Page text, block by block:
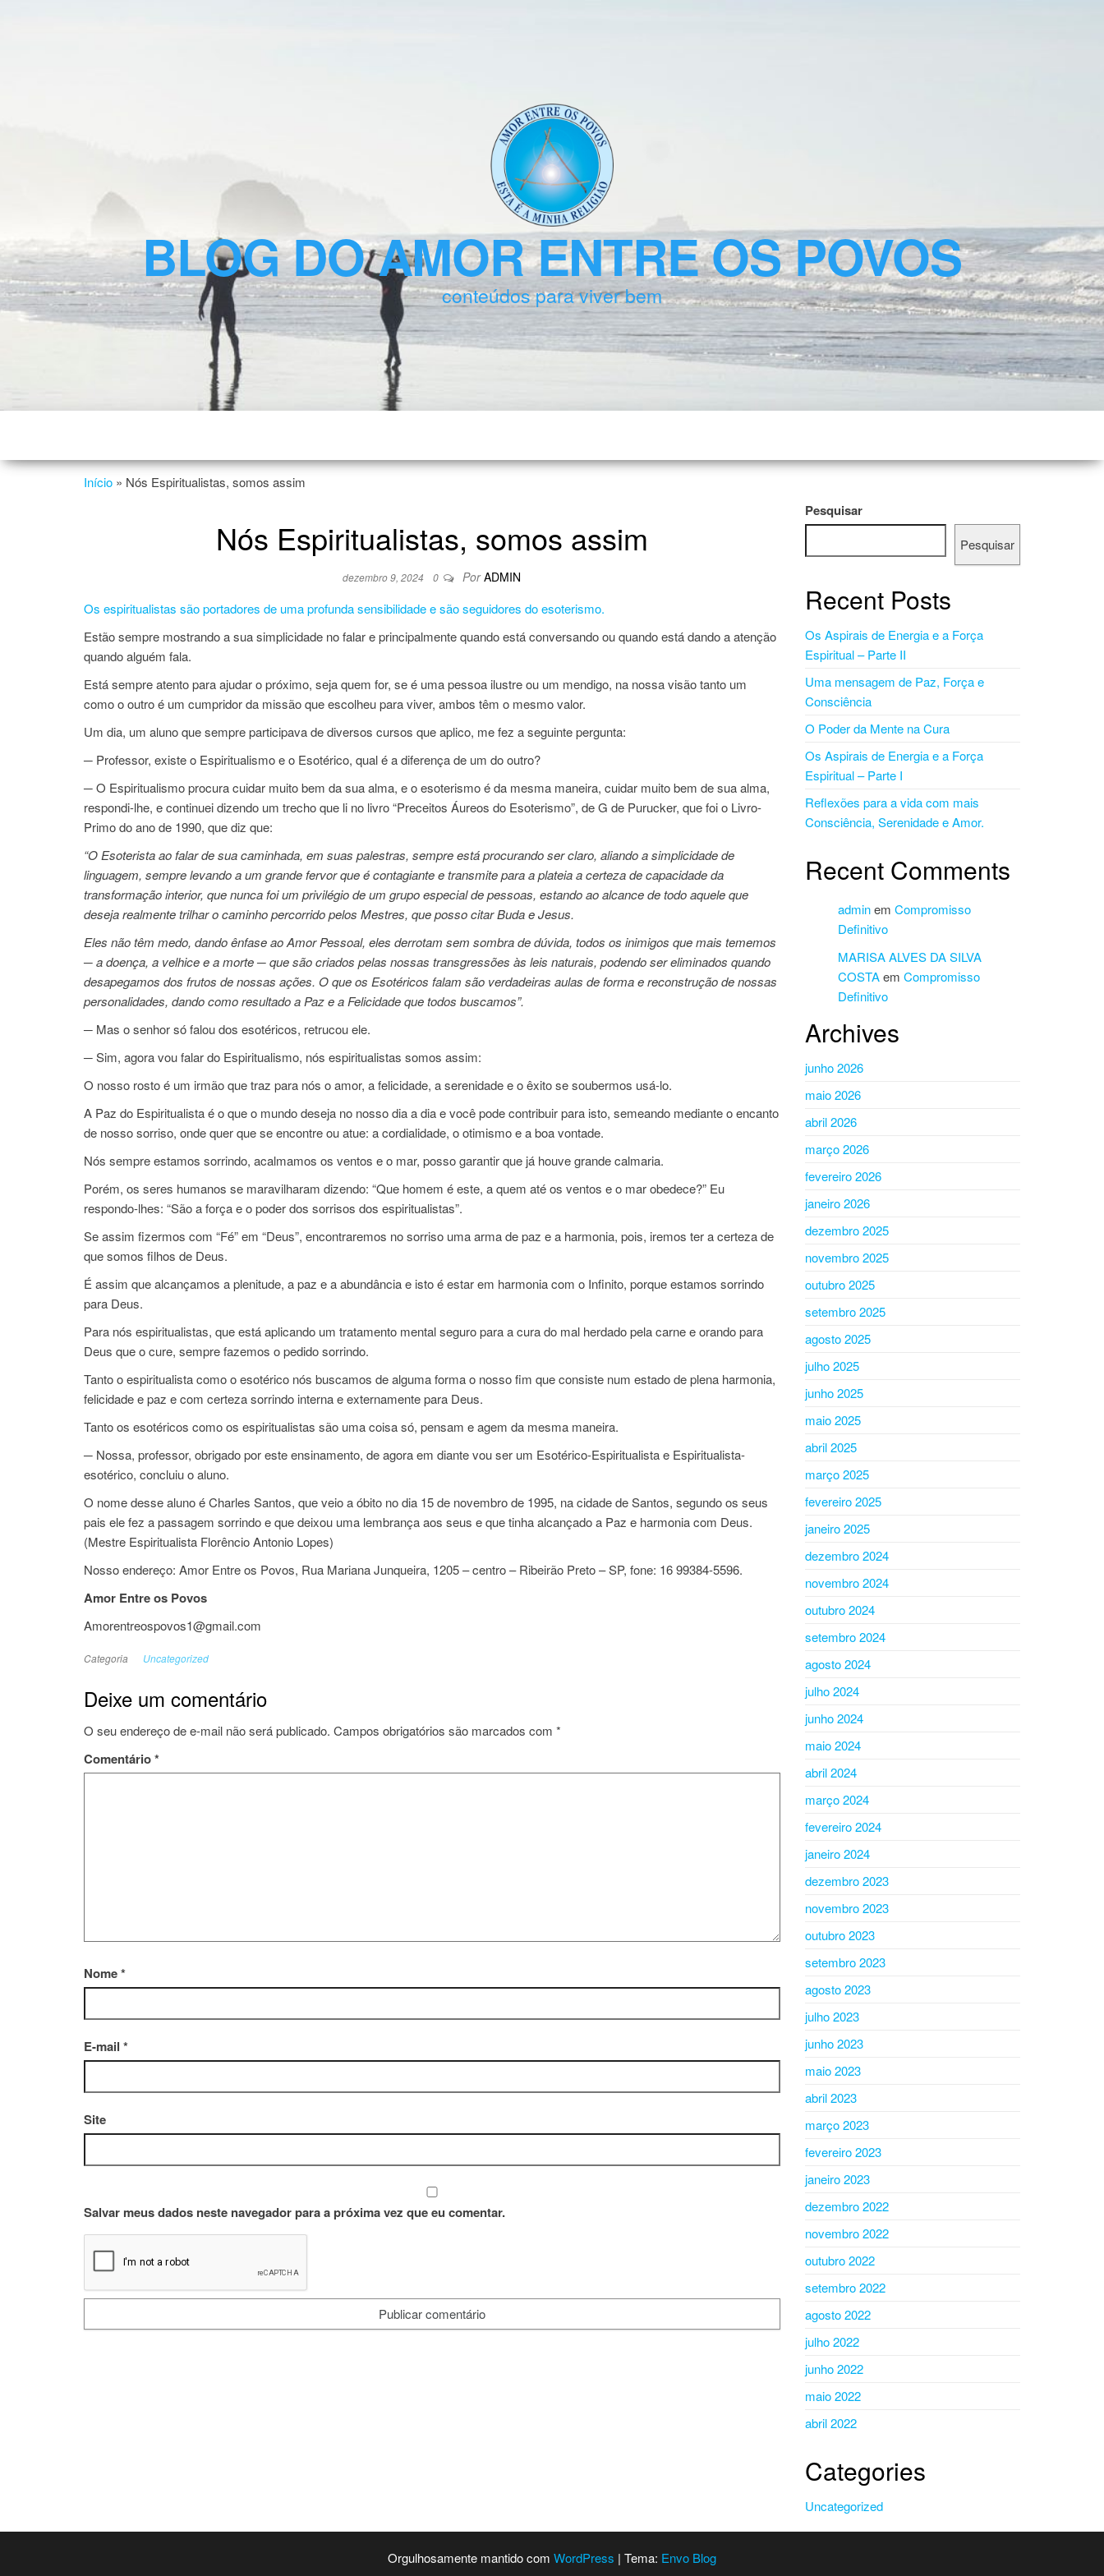
BLOG DO AMOR ENTRE OS POVOS
conteúdos para viver bem
Início » Nós Espiritualistas, somos assim
Nós Espiritualistas, somos assim
dezembro 9, 2024 0 Por ADMIN
Os espiritualistas são portadores de uma profunda sensibilidade e são seguidores do esoterismo.
Estão sempre mostrando a sua simplicidade no falar e principalmente quando está conversando ou quando está dando a atenção
quando alguém fala.
Está sempre atento para ajudar o próximo, seja quem for, se é uma pessoa ilustre ou um mendigo, na nossa visão tanto um
como o outro é um cumpridor da missão que escolheu para viver, ambos têm o mesmo valor.
Um dia, um aluno que sempre participava de diversos cursos que aplico, me fez a seguinte pergunta:
─ Professor, existe o Espiritualismo e o Esotérico, qual é a diferença de um do outro?
─ O Espiritualismo procura cuidar muito bem da sua alma, e o esoterismo é da mesma maneira, cuidar muito bem de sua alma,
respondi-lhe, e continuei dizendo um trecho que li no livro “Preceitos Áureos do Esoterismo”, de G de Purucker, que foi o Livro-
Primo do ano de 1990, que diz que:
“O Esoterista ao falar de sua caminhada, em suas palestras, sempre está procurando ser claro, aliando a simplicidade de
linguagem, sempre levando a um grande fervor que é contagiante e transmite para a plateia a certeza de capacidade da
transformação interior, que nunca foi um privilégio de um grupo especial de pessoas, estando ao alcance de todo aquele que
deseja realmente trilhar o caminho percorrido pelos Mestres, que posso citar Buda e Jesus.
Eles não têm medo, dando ênfase ao Amor Pessoal, eles derrotam sem sombra de dúvida, todos os inimigos que mais tememos
─a doença, a velhice e a morte─que são criados pelas nossas transgressões às leis naturais, podendo ser eliminados quando
desapegamos dos frutos de nossas ações. O que os Esotéricos falam são verdadeiras aulas de forma e reconstrução de nossas
personalidades, dando como resultado a Paz e a Felicidade que todos buscamos”.
─ Mas o senhor só falou dos esotéricos, retrucou ele.
─ Sim, agora vou falar do Espiritualismo, nós espiritualistas somos assim:
O nosso rosto é um irmão que traz para nós o amor, a felicidade, a serenidade e o êxito se soubermos usá-lo.
A Paz do Espiritualista é o que o mundo deseja no nosso dia a dia e você pode contribuir para isto, semeando mediante o encanto
de nosso sorriso, onde quer que se encontre ou atue: a cordialidade, o otimismo e a boa vontade.
Nós sempre estamos sorrindo, acalmamos os ventos e o mar, posso garantir que já houve grande calmaria.
Porém, os seres humanos se maravilharam dizendo: “Que homem é este, a quem até os ventos e o mar obedece?” Eu
respondo-lhes: “São a força e o poder dos sorrisos dos espiritualistas”.
Se assim fizermos com “Fé” em “Deus”, encontraremos no sorriso uma arma de paz e a harmonia, pois, iremos ter a certeza de
que somos filhos de Deus.
É assim que alcançamos a plenitude, a paz e a abundância e isto é estar em harmonia com o Infinito, porque estamos sorrindo
para Deus.
Para nós espiritualistas, que está aplicando um tratamento mental seguro para a cura do mal herdado pela carne e orando para
Deus que o cure, sempre fazemos o pedido sorrindo.
Tanto o espiritualista como o esotérico nós buscamos de alguma forma o nosso fim que consiste num estado de plena harmonia,
felicidade e paz e com certeza sorrindo interna e externamente para Deus.
Tanto os esotéricos como os espiritualistas são uma coisa só, pensam e agem da mesma maneira.
─ Nossa, professor, obrigado por este ensinamento, de agora em diante vou ser um Esotérico-Espiritualista e Espiritualista-
esotérico, concluiu o aluno.
O nome desse aluno é Charles Santos, que veio a óbito no dia 15 de novembro de 1995, na cidade de Santos, segundo os seus
pais ele fez a passagem sorrindo e que deixou uma lembrança aos seus e que tinha alcançado a Paz e harmonia com Deus.
(Mestre Espiritualista Florêncio Antonio Lopes)
Nosso endereço: Amor Entre os Povos, Rua Mariana Junqueira, 1205 – centro – Ribeirão Preto – SP, fone: 16 99384-5596.
Amor Entre os Povos
Amorentreospovos1@gmail.com
Categoria Uncategorized
Deixe um comentário
O seu endereço de e-mail não será publicado. Campos obrigatórios são marcados com *
Comentário*
Nome*
E-mail *
Site
Salvar meus dados neste navegador para a próxima vez que eu comentar.
Pesquisar
Pesquisar
Recent Posts
Os Aspirais de Energia e a Força
Espiritual – Parte II
Uma mensagem de Paz, Força e
Consciência
O Poder da Mente na Cura
Os Aspirais de Energia e a Força
Espiritual – Parte I
Reflexões para a vida com mais
Consciência, Serenidade e Amor.
Recent Comments
adminem Compromisso
Definitivo
MARISA ALVES DA SILVA
COSTAem Compromisso
Definitivo
Archives
junho 2026
maio 2026
abril 2026
março 2026
fevereiro 2026
janeiro 2026
dezembro 2025
novembro 2025
outubro 2025
setembro 2025
agosto 2025
julho 2025
junho 2025
maio 2025
abril 2025
março 2025
fevereiro 2025
janeiro 2025
dezembro 2024
novembro 2024
outubro 2024
setembro 2024
agosto 2024
julho 2024
junho 2024
maio 2024
abril 2024
março 2024
fevereiro 2024
janeiro 2024
dezembro 2023
novembro 2023
outubro 2023
setembro 2023
agosto 2023
julho 2023
junho 2023
maio 2023
abril 2023
março 2023
fevereiro 2023
janeiro 2023
dezembro 2022
novembro 2022
outubro 2022
setembro 2022
agosto 2022
julho 2022
junho 2022
maio 2022
abril 2022
Categories
Uncategorized
Orgulhosamente mantido com WordPress | Tema: Envo Blog